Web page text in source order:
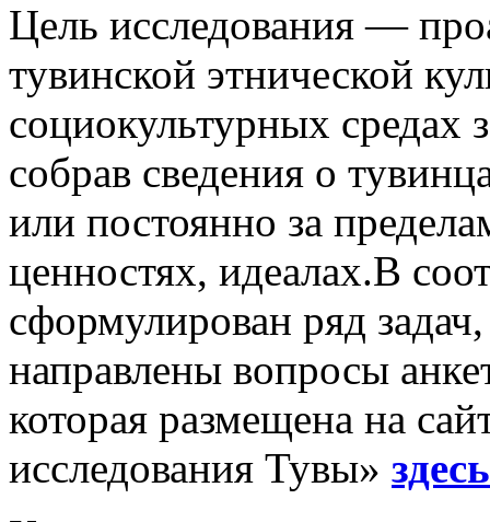
Цель исследования —
тувинской этнической
социокультурных средах
собрав сведения о
или постоянно за
ценностях, идеалах.В
сформулирован ряд
направлены вопросы
которая размещена на
исследования Тувы» здесь